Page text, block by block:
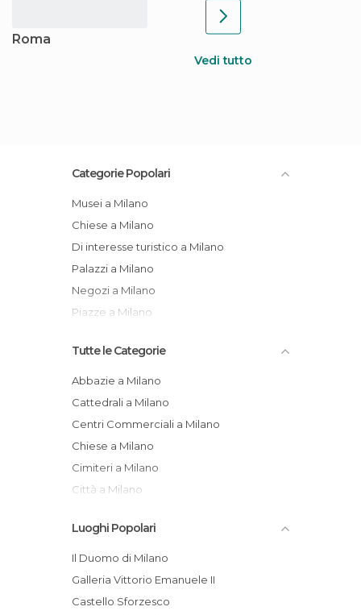
Roma
Vedi tutto
Categorie Popolari
Musei a Milano
Chiese a Milano
Di interesse turistico a Milano
Palazzi a Milano
Negozi a Milano
Piazze a Milano
Tutte le Categorie
Abbazie a Milano
Cattedrali a Milano
Centri Commerciali a Milano
Chiese a Milano
Cimiteri a Milano
Città a Milano
Di interesse sportivo a Milano
Di interesse turistico a Milano
Discoteche a Milano
Feste a Milano
Luoghi Popolari
Il Duomo di Milano
Galleria Vittorio Emanuele II
Castello Sforzesco